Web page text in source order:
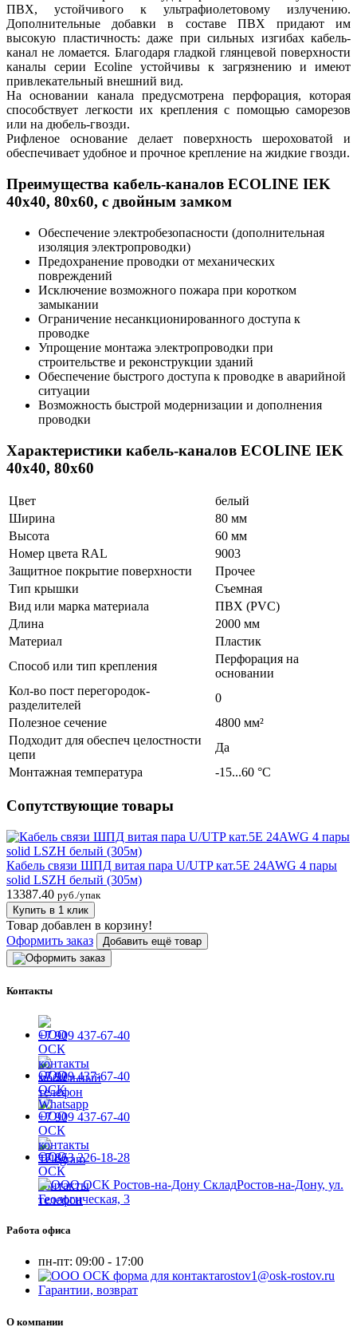
ПВХ, устойчивого к ультрафиолетовому излучению.
Дополнительные добавки в составе ПВХ придают им
высокую пластичность: даже при сильных изгибах кабель-
канал не ломается. Благодаря гладкой глянцевой поверхности
каналы серии Ecoline устойчивы к загрязнению и имеют
привлекательный внешний вид.
На основании канала предусмотрена перфорация, которая
способствует легкости их крепления с помощью саморезов
или на дюбель-гвозди.
Рифленое основание делает поверхность шероховатой и
обеспечивает удобное и прочное крепление на жидкие гвозди.
Преимущества кабель-каналов ECOLINE IEK
40х40, 80х60, с двойным замком
Обеспечение электробезопасности (дополнительная
изоляция электропроводки)
Предохранение проводки от механических
повреждений
Исключение возможного пожара при коротком
замыкании
Ограничение несанкционированного доступа к
проводке
Упрощение монтажа электропроводки при
строительстве и реконструкции зданий
Обеспечение быстрого доступа к проводке в аварийной
ситуации
Возможность быстрой модернизации и дополнения
проводки
Характеристики кабель-каналов ECOLINE IEK
40х40, 80х60
Цвет
белый
Ширина
80 мм
Высота
60 мм
Номер цвета RAL
9003
Защитное покрытие поверхности
Прочее
Тип крышки
Съемная
Вид или марка материала
ПВХ (PVC)
Длина
2000 мм
Материал
Пластик
Способ или тип крепления
Перфорация на
основании
Кол-во пост перегородок-
разделителей
0
Полезное сечение
4800 мм²
Подходит для обеспеч целостности
цепи
Да
Монтажная температура
-15...60 °C
Сопутствующие товары
Кабель связи ШПД витая пара U/UTP кат.5E 24AWG 4 пары
solid LSZH белый (305м)
13387.40 руб./упак
Купить в 1 клик
Товар добавлен в корзину!
Оформить заказ
Добавить ещё товар
Контакты
+7 909 437-67-40
+7 909 437-67-40
+7 909 437-67-40
+7 863 226-18-28
Ростов-на-Дону, ул.
Геологическая, 3
Работа офиса
пн-пт: 09:00 - 17:00
rostov1@osk-rostov.ru
Гарантии, возврат
О компании